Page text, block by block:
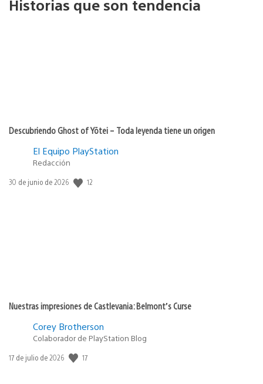
Historias que son tendencia
Descubriendo Ghost of Yōtei – Toda leyenda tiene un origen
El Equipo PlayStation
Redacción
Fecha
30 de junio de 2026 12
Nuestras impresiones de Castlevania: Belmont’s Curse
Corey Brotherson
Colaborador de PlayStation Blog
Fecha
17 de julio de 2026 17